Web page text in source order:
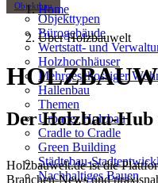
Objektbau
Objekttypen
Bürogebäude
Wertstatt- und
Holzhochhäuser
Mehrgeschossiger
Hallenbau
Themen
Urbaner Holzbau
Cradle to Cradle
Green Building
Städtebau-
Nachhaltiges Bauen
Home
Über Holzbauwelt
Der Holzbau-Hub
Holzbauwelt.de ist die
Branchen-News und